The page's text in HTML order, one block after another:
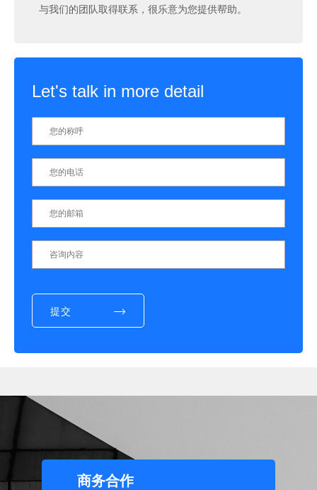
与我们的团队取得联系，很乐意为您提供帮助。
Let's talk in more detail
提交
商务合作